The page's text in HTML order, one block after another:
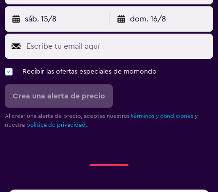
sáb. 15/8 dom. 16/8
Recibir las ofertas especiales de momondo
Crea una alerta de precio
Al crear una alerta de precio, aceptas nuestros términos y condiciones y
nuestra política de privacidad.